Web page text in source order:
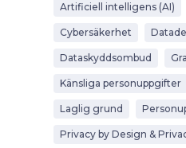
Artificiell intelligens (AI)
Cybersäkerhet
Dataskyddsombud
Känsliga personuppgifter
Laglig grund
Privacy by Design &